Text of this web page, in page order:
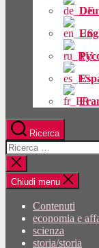
Ricerca
Cercare:
Chiudi
la
ricerca
Chiudi menu
Contenuti
economia e
scienza
storia/storia